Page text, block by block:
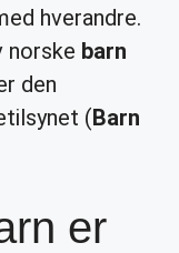
hverandre.
norske barn
den
(Barn
er